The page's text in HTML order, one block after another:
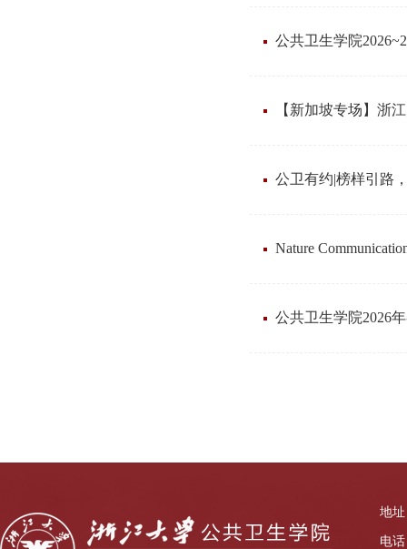
公共卫生学院
【新加坡专场】浙
公卫有约|榜样引路
Nature
公共卫生学院2026
地
电话